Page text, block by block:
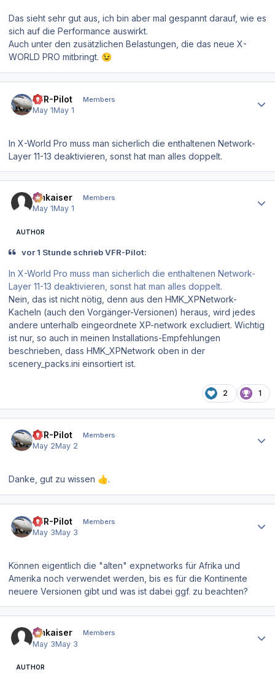
Das sieht sehr gut aus, ich bin aber mal gespannt darauf, wie es
sich auf die Performance auswirkt.
Auch unter den zusätzlichen Belastungen, die das neue X-
WORLD PRO mitbringt. 😉
VFR-Pilot Members
May 1May 1
In X-World Pro muss man sicherlich die enthaltenen Network-
Layer 11-13 deaktivieren, sonst hat man alles doppelt.
hmkaiser Members
May 1May 1
AUTHOR
vor 1 Stunde schrieb VFR-Pilot:
In X-World Pro muss man sicherlich die enthaltenen Network-
Layer 11-13 deaktivieren, sonst hat man alles doppelt.
Nein, das ist nicht nötig, denn aus den HMK_XPNetwork-
Kacheln (auch den Vorgänger-Versionen) heraus, wird jedes
andere unterhalb eingeordnete XP-network excludiert. Wichtig
ist nur, so auch in meinen Installations-Empfehlungen
beschrieben, dass HMK_XPNetwork oben in der
scenery_packs.ini einsortiert ist.
2 1
VFR-Pilot Members
May 2May 2
Danke, gut zu wissen 👍.
VFR-Pilot Members
May 3May 3
Können eigentlich die "alten" expnetworks für Afrika und
Amerika noch verwendet werden, bis es für die Kontinente
neuere Versionen gibt und was ist dabei ggf. zu beachten?
hmkaiser Members
May 3May 3
AUTHOR